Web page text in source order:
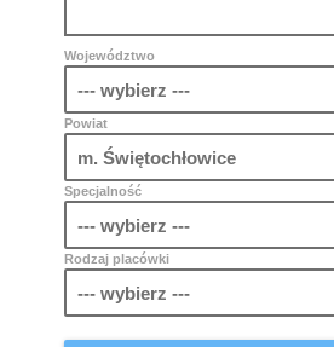
Województwo
Powiat
Specjalność
Rodzaj placówki